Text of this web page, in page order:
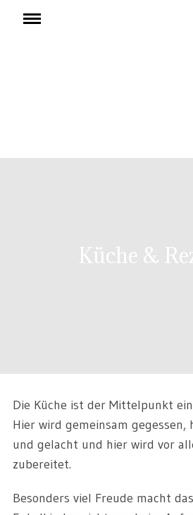
Küche &
Die Küche ist der Mittelpunkt
Hier wird gemeinsam
und gelacht und hier wird vor
zubereitet.
Besonders viel Freude macht